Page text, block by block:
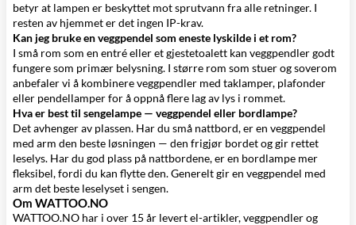
betyr at lampen er beskyttet mot sprutvann fra alle retninger. I
resten av hjemmet er det ingen IP-krav.
Kan jeg bruke en veggpendel som eneste lyskilde i et rom?
I små rom som en entré eller et gjestetoalett kan veggpendler godt
fungere som primær belysning. I større rom som stuer og soverom
anbefaler vi å kombinere veggpendler med taklamper, plafonder
eller pendellamperfor å oppnå flere lag av lys i rommet.
Hva er best til sengelampe — veggpendel eller bordlampe?
Det avhenger av plassen. Har du små nattbord, er en veggpendel
med arm den beste løsningen — den frigjør bordet og gir rettet
leselys. Har du god plass på nattbordene, er en bordlampe mer
fleksibel, fordi du kan flytte den. Generelt gir en veggpendel med
arm det beste leselyset i sengen.
Om WATTOO.NO
WATTOO.NO har i over 15 år levert el-artikler, veggpendler og